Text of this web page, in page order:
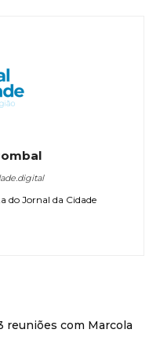
do Jornal da Cidade
reuniões com Marcola